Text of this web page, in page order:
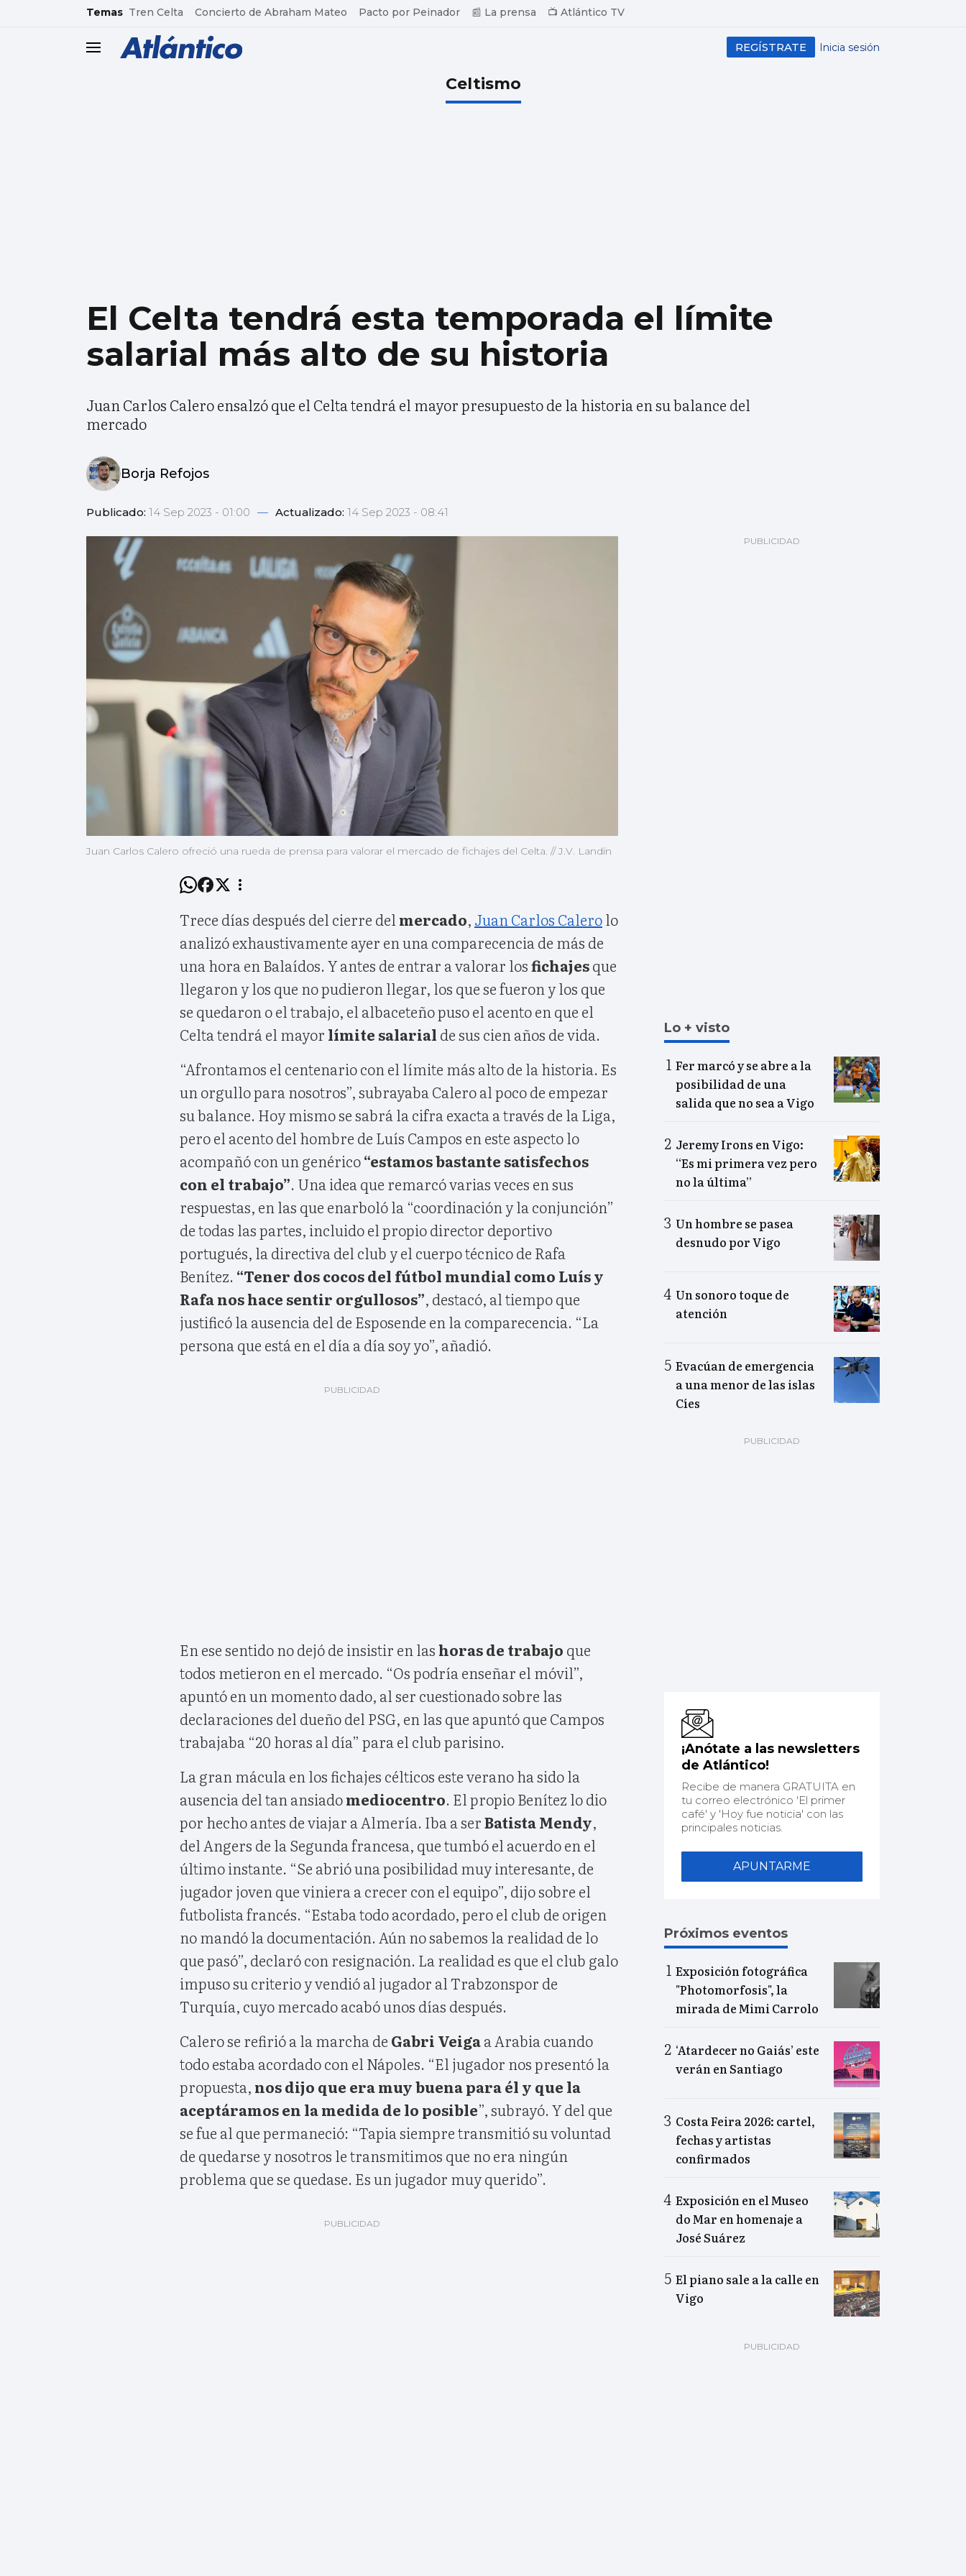
common.go-to-content
Temas Tren Celta Concierto de Abraham Mateo Pacto por Peinador 📰 La prensa 📺 Atlántico TV
header.menu.open Inicia sesión
REGÍSTRATE
Celtismo
El Celta tendrá esta temporada el límite
salarial más alto de su historia
Juan Carlos Calero ensalzó que el Celta tendrá el mayor presupuesto de la historia en su balance del
mercado
Borja Refojos
Publicado: 14 Sep 2023 - 01:00 — Actualizado: 14 Sep 2023 - 08:41
Juan Carlos Calero ofreció una rueda de prensa para valorar el mercado de fichajes del Celta. // J.V. Landín
Trece días después del cierre del mercado, Juan Carlos Calerolo
analizó exhaustivamente ayer en una comparecencia de más de
una hora en Balaídos. Y antes de entrar a valorar losfichajesque
llegaron y los que no pudieron llegar, los que se fueron y los que
se quedaron o el trabajo, el albaceteño puso el acento en que el
Celta tendrá el mayor límite salarial de sus cien años de vida.
“Afrontamos el centenario con el límite más alto de la historia. Es
un orgullo para nosotros”, subrayaba Calero al poco de empezar
su balance. Hoy mismo se sabrá la cifra exacta a través de la Liga,
pero el acento del hombre de Luís Campos en este aspecto lo
acompañó con un genérico“estamos bastante satisfechos
con el trabajo”. Una idea que remarcó varias veces en sus
respuestas, en las que enarboló la “coordinación y la conjunción”
de todas las partes, incluido el propio director deportivo
portugués, la directiva del club y el cuerpo técnico de Rafa
Benítez. “Tener dos cocos del fútbol mundial como Luís y
Rafa nos hace sentir orgullosos”, destacó, al tiempo que
justificó la ausencia del de Esposende en la comparecencia. “La
persona que está en el día a día soy yo”, añadió.
En ese sentido no dejó de insistir en las horas de trabajo que
todos metieron en el mercado. “Os podría enseñar el móvil”,
apuntó en un momento dado, al ser cuestionado sobre las
declaraciones del dueño del PSG, en las que apuntó que Campos
trabajaba “20 horas al día” para el club parisino.
La gran mácula en los fichajes célticos este verano ha sido la
ausencia del tan ansiadomediocentro. El propio Benítez lo dio
por hecho antes de viajar a Almería. Iba a serBatista Mendy,
del Angers de la Segunda francesa, que tumbó el acuerdo en el
último instante. “Se abrió una posibilidad muy interesante, de
jugador joven que viniera a crecer con el equipo”, dijo sobre el
futbolista francés. “Estaba todo acordado, pero el club de origen
no mandó la documentación. Aún no sabemos la realidad de lo
que pasó”, declaró con resignación. La realidad es que el club galo
impuso su criterio y vendió al jugador al Trabzonspor de
Turquía, cuyo mercado acabó unos días después.
Calero se refirió a la marcha de Gabri Veigaa Arabia cuando
todo estaba acordado con el Nápoles. “El jugador nos presentó la
propuesta, nos dijo que era muy buena para él y que la
aceptáramos en la medida de lo posible”, subrayó. Y del que
se fue al que permaneció: “Tapia siempre transmitió su voluntad
de quedarse y nosotros le transmitimos que no era ningún
problema que se quedase. Es un jugador muy querido”.
Lo + visto
Fer marcó y se abre a la
posibilidad de una
salida que no sea a Vigo
Jeremy Irons en Vigo:
“Es mi primera vez pero
no la última”
Un hombre se pasea
desnudo por Vigo
Un sonoro toque de
atención
Evacúan de emergencia
a una menor de las islas
Cíes
¡Anótate a las newsletters
de Atlántico!
Recibe de manera GRATUITA en
tu correo electrónico 'El primer
café' y 'Hoy fue noticia' con las
principales noticias.
APUNTARME
Próximos eventos
Exposición fotográfica
"Photomorfosis", la
mirada de Mimi Carrolo
‘Atardecer no Gaiás’ este
verán en Santiago
Costa Feira 2026: cartel,
fechas y artistas
confirmados
Exposición en el Museo
do Mar en homenaje a
José Suárez
El piano sale a la calle en
Vigo